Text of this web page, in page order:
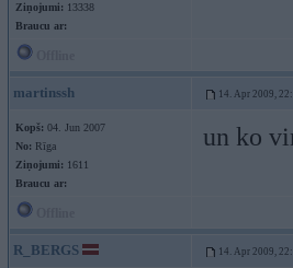
Ziņojumi: 13338
Braucu ar:
martinssh 14. Apr 2009,
Kopš: 04. Jun 2007
No: Rīga
Ziņojumi: 1611
Braucu ar:
un ko
R_BERGS 14. Apr 2009,